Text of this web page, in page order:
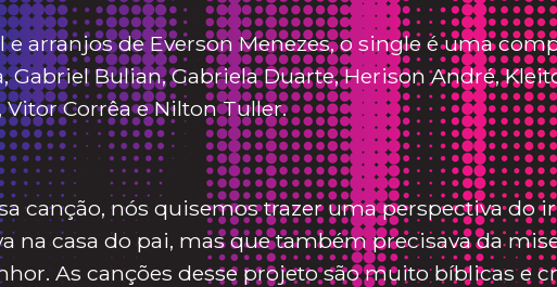
arranjos de Everson Menezes, o single é uma
Gabriel Bulian, Gabriela Duarte, Herison André,
Corrêa e Nilton Tuller.
canção, nós quisemos trazer uma perspectiva do
na casa do pai, mas que também precisava da
As canções desse projeto são muito bíblicas e